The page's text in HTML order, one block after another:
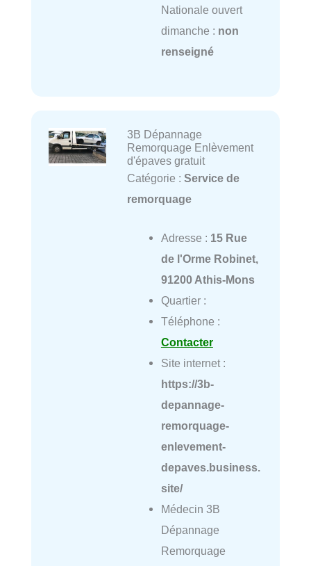
Nationale ouvert
dimanche : non
renseigné
3B Dépannage
Remorquage Enlèvement
d'épaves gratuit
Catégorie : Service de
remorquage
Adresse : 15 Rue
de l'Orme Robinet,
91200 Athis-Mons
Quartier :
Téléphone :
Contacter
Site internet :
https://3b-
depannage-
remorquage-
enlevement-
depaves.business.
site/
Médecin 3B
Dépannage
Remorquage